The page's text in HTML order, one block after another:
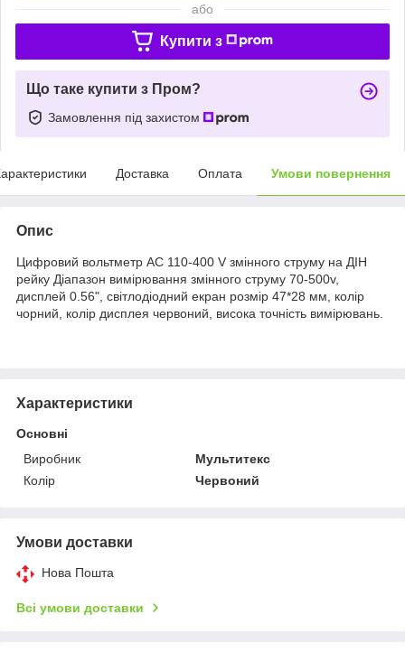
або
Купити з
Що таке купити з Пром?
Замовлення під захистом
Доставка Оплата Умови повернення
Опис
Цифровий вольтметр AC 110-400 V змінного струму на ДІН
рейку Діапазон вимірювання змінного струму 70-500v,
дисплей 0.56", світлодіодний екран розмір 47*28 мм, колір
чорний, колір дисплея червоний, висока точність вимірювань.
Характеристики
Основні
Виробник
Мультитекс
Колір
Червоний
Умови доставки
Нова Пошта
Всі умови доставки